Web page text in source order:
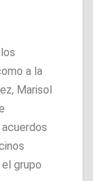
a la
Marisol
grupo